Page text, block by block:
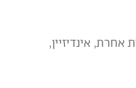
אחרת, אינדיזיין,